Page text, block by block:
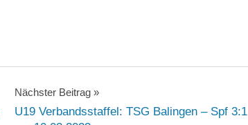
Nächster Beitrag
U19 Verbandsstaffel: TSG Balingen – Spf 3:1